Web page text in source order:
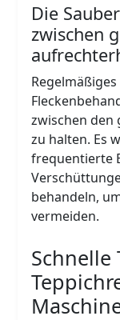
Die
zwischen
zwischen den
zu halten. Es
frequentierte
behandeln,
vermeiden.
Schnelle